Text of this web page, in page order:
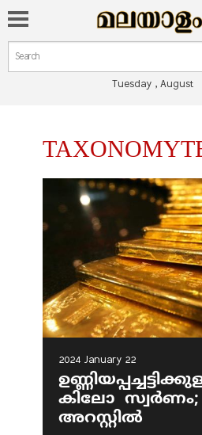
Search form
Search
Tuesday , August
You are here
2024 January 22
കിലോ
അറസ്റ്റില്‍